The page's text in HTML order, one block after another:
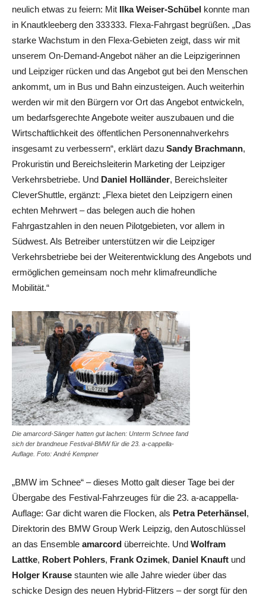
neulich etwas zu feiern: Mit Ilka Weiser-Schübel konnte man
in Knautkleeberg den 333 333. Flexa-Fahrgast begrüßen. „Das
starke Wachstum in den Flexa-Gebieten zeigt, dass wir mit
unserem On-Demand-Angebot näher an die Leipzigerinnen
und Leipziger rücken und das Angebot gut bei den Menschen
ankommt, um in Bus und Bahn einzusteigen. Auch weiterhin
werden wir mit den Bürgern vor Ort das Angebot entwickeln,
um bedarfsgerechte Angebote weiter auszubauen und die
Wirtschaftlichkeit des öffentlichen Personennahverkehrs
insgesamt zu verbessern“, erklärt dazu Sandy Brachmann,
Prokuristin und Bereichsleiterin Marketing der Leipziger
Verkehrsbetriebe. Und Daniel Holländer, Bereichsleiter
CleverShuttle, ergänzt: „Flexa bietet den Leipzigern einen
echten Mehrwert – das belegen auch die hohen
Fahrgastzahlen in den neuen Pilotgebieten, vor allem in
Südwest. Als Betreiber unterstützen wir die Leipziger
Verkehrsbetriebe bei der Weiterentwicklung des Angebots und
ermöglichen gemeinsam noch mehr klimafreundliche
Mobilität.“
Die amarcord-Sänger hatten gut lachen: Unterm Schnee fand
sich der brandneue Festival-BMW für die 23. a-cappella-
Auflage. Foto: André Kempner
„BMW im Schnee“ – dieses Motto galt dieser Tage bei der
Übergabe des Festival-Fahrzeuges für die 23. a-acappella-
Auflage: Gar dicht waren die Flocken, als Petra Peterhänsel,
Direktorin des BMW Group Werk Leipzig, den Autoschlüssel
an das Ensemble amarcord überreichte. Und Wolfram
Lattke, Robert Pohlers, Frank Ozimek, Daniel Knauft und
Holger Krause staunten wie alle Jahre wieder über das
schicke Design des neuen Hybrid-Flitzers – der sorgt für den